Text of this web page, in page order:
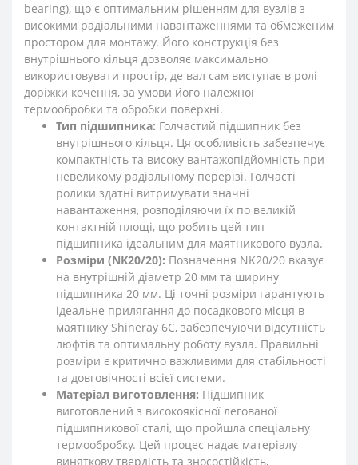
bearing), що є оптимальним рішенням для вузлів з
високими радіальними навантаженнями та обмеженим
простором для монтажу. Його конструкція без
внутрішнього кільця дозволяє максимально
використовувати простір, де вал сам виступає в ролі
доріжки кочення, за умови його належної
термообробки та обробки поверхні.
Тип підшипника: Голчастий підшипник без
внутрішнього кільця. Ця особливість забезпечує
компактність та високу вантажопідйомність при
невеликому радіальному перерізі. Голчасті
ролики здатні витримувати значні
навантаження, розподіляючи їх по великій
контактній площі, що робить цей тип
підшипника ідеальним для маятникового вузла.
Розміри (NK20/20): Позначення NK20/20 вказує
на внутрішній діаметр 20 мм та ширину
підшипника 20 мм. Ці точні розміри гарантують
ідеальне прилягання до посадкового місця в
маятнику Shineray 6C, забезпечуючи відсутність
люфтів та оптимальну роботу вузла. Правильні
розміри є критично важливими для стабільності
та довговічності всієї системи.
Матеріал виготовлення: Підшипник
виготовлений з високоякісної легованої
підшипникової сталі, що пройшла спеціальну
термообробку. Цей процес надає матеріалу
виняткову твердість та зносостійкість,